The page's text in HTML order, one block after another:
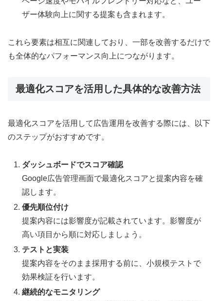
ザー体験向上に関する提案も含まれます。
これら要素は相互に関連しており、一部を改善するだけで
も全体的なパフォーマンス向上につながります。
最適化スコアを活用した具体的な改善方法
最適化スコアを活用して広告運用を改善する際には、以下
のステップがおすすめです。
ダッシュボードでスコア確認
Google広告管理画面で最適化スコアと提案内容を確
認します。
優先順位付け
提案内容には影響度が記載されています。影響度が
高い項目から順に対応しましょう。
テストと実装
提案内容をそのまま採用する前に、小規模テストで
効果検証を行います。
継続的なモニタリング